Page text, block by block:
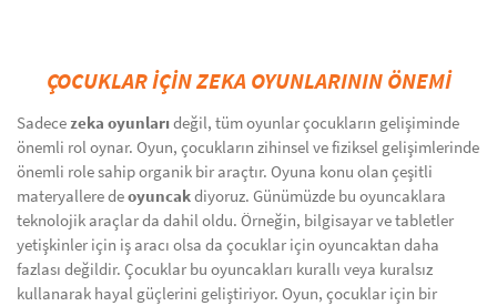
ÇOCUKLAR İÇİN ZEKA OYUNLARININ ÖNEMİ
Sadecezeka oyunlarıdeğil, tüm oyunlar çocukların gelişiminde
önemli rol oynar. Oyun, çocukların zihinsel ve fiziksel gelişimlerinde
önemli role sahip organik bir araçtır. Oyuna konu olan çeşitli
materyallere deoyuncakdiyoruz. Günümüzde bu oyuncaklara
teknolojik araçlar da dahil oldu. Örneğin, bilgisayar ve tabletler
yetişkinler için iş aracı olsa da çocuklar için oyuncaktan daha
fazlası değildir. Çocuklar bu oyuncakları kurallı veya kuralsız
kullanarak hayal güçlerini geliştiriyor. Oyun, çocuklar için bir